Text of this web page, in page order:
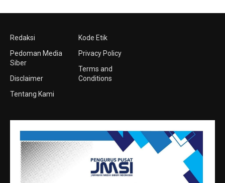
Redaksi
Pedoman Media
Siber
Disclaimer
Tentang Kami
Kode Etik
Privacy Policy
Terms and
Conditions